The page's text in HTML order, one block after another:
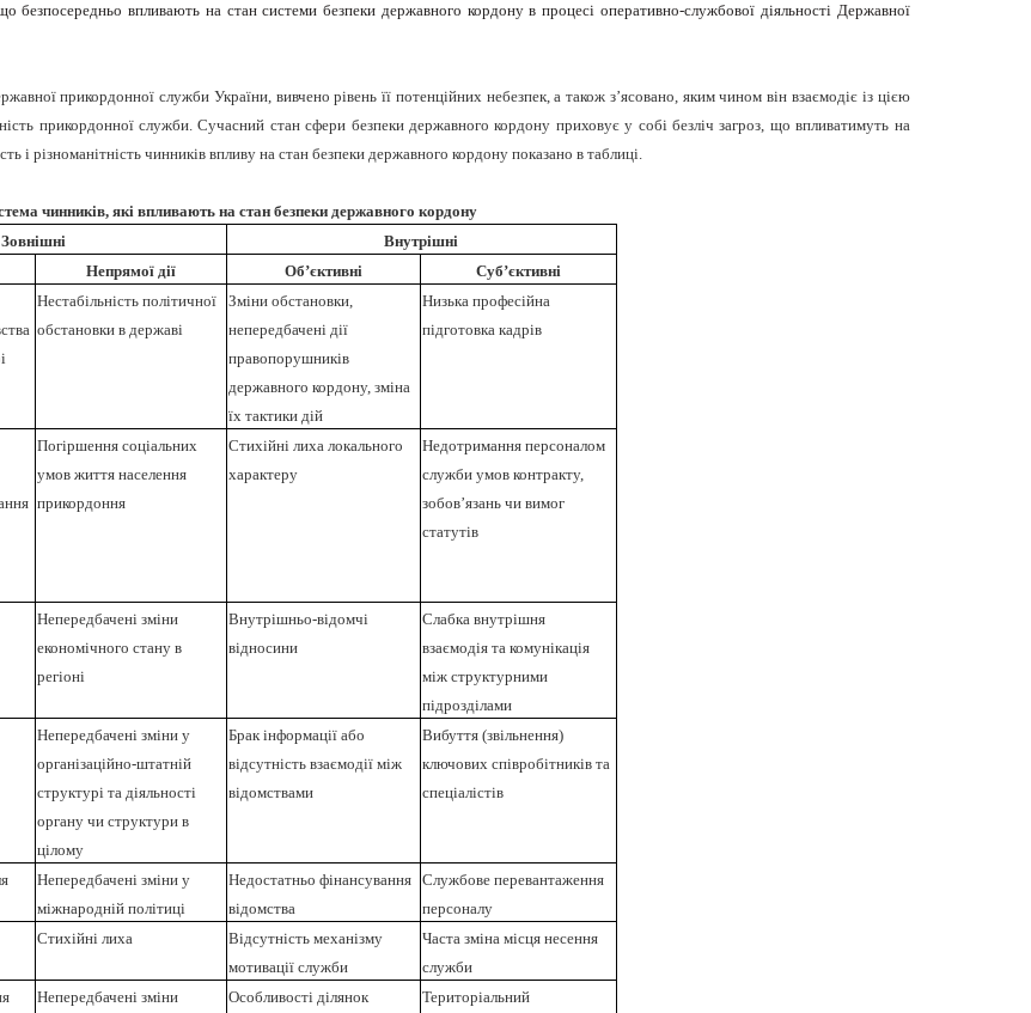
безпосередньо впливають на стан системи безпеки державного кордону в процесі оперативно-службової діяльності Державної
прикордонної служби України, вивчено рівень її потенційних небезпек, а також з’ясовано, яким чином він взаємодіє із цією
прикордонної служби. Сучасний стан сфери безпеки державного кордону приховує у собі безліч загроз, що впливатимуть на
і різноманітність чинників впливу на стан безпеки державного кордону показано в таблиці.
чинників, які впливають на стан безпеки державного кордону
Зовнішні
Внутрішні
Непрямої дії Об’єктивні
Суб’єктивні
Нестабільність політичної
обстановки в державі
Зміни обстановки,
непередбачені дії
правопорушників
державного кордону, зміна
їх тактики дій
Низька професійна
підготовка кадрів
Погіршення соціальних
умов життя населення
прикордоння
Стихійні лиха локального
характеру
Недотримання персоналом
служби умов контракту,
зобов’язань чи вимог
статутів
Непередбачені зміни
економічного стану в
регіоні
Внутрішньо-відомчі
відносини
Слабка внутрішня
взаємодія та комунікація
між структурними
підрозділами
Непередбачені зміни у
організаційно-штатній
структурі та діяльності
органу чи структури в
цілому
Брак інформації або
відсутність взаємодії між
відомствами
Вибуття (звільнення)
ключових співробітників та
спеціалістів
Непередбачені зміни у
міжнародній політиці
Недостатньо фінансування
відомства
Службове перевантаження
персоналу
Стихійні лиха
Відсутність механізму
мотивації служби
Часта зміна місця несення
служби
Непередбачені зміни
Особливості ділянок
Територіальний